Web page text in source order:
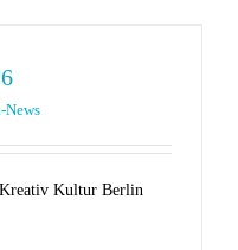
News
Kultur Berlin